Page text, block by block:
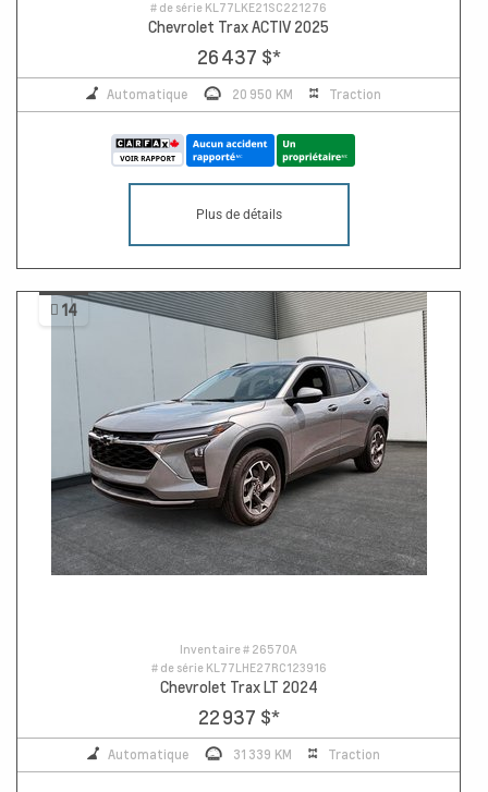
# de série KL77LKE21SC221276
Chevrolet Trax ACTIV 2025
26 437 $*
Automatique 20 950 KM Traction
Plus de détails
14
Inventaire # 26570A
# de série KL77LHE27RC123916
Chevrolet Trax LT 2024
22 937 $*
Automatique 31 339 KM Traction